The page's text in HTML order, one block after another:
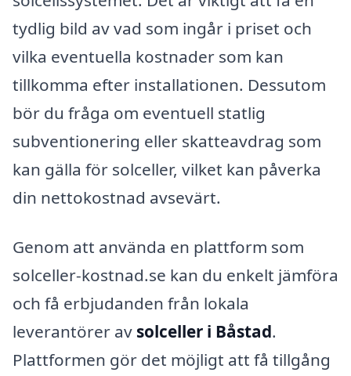
tydlig bild av vad som ingår i priset och
vilka eventuella kostnader som kan
tillkomma efter installationen. Dessutom
bör du fråga om eventuell statlig
subventionering eller skatteavdrag som
kan gälla för solceller, vilket kan påverka
din nettokostnad avsevärt.
Genom att använda en plattform som
solceller-kostnad.se kan du enkelt jämföra
och få erbjudanden från lokala
leverantörer av solceller i Båstad.
Plattformen gör det möjligt att få tillgång